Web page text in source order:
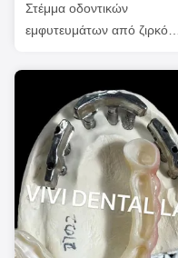
Στέμμα οδοντικών
εμφυτευμάτων από ζιρκόνια
τιτανίου